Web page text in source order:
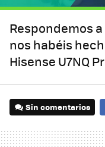
Respondemos
nos habéis
Hisense U7NQ
Sin comentarios